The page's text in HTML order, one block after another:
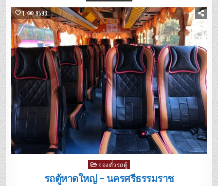
1 9598
Posted
in
จองตั๋วรถตู้
รถตู้หาดใหญ่ – นครศรีธรรมราช